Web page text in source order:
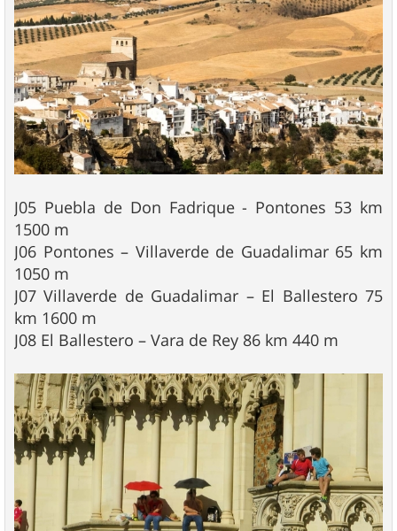
J05 Puebla de Don Fadrique - Pontones 53 km
1500 m
J06 Pontones – Villaverde de Guadalimar 65 km
1050 m
J07 Villaverde de Guadalimar – El Ballestero 75
km 1600 m
J08 El Ballestero – Vara de Rey 86 km 440 m